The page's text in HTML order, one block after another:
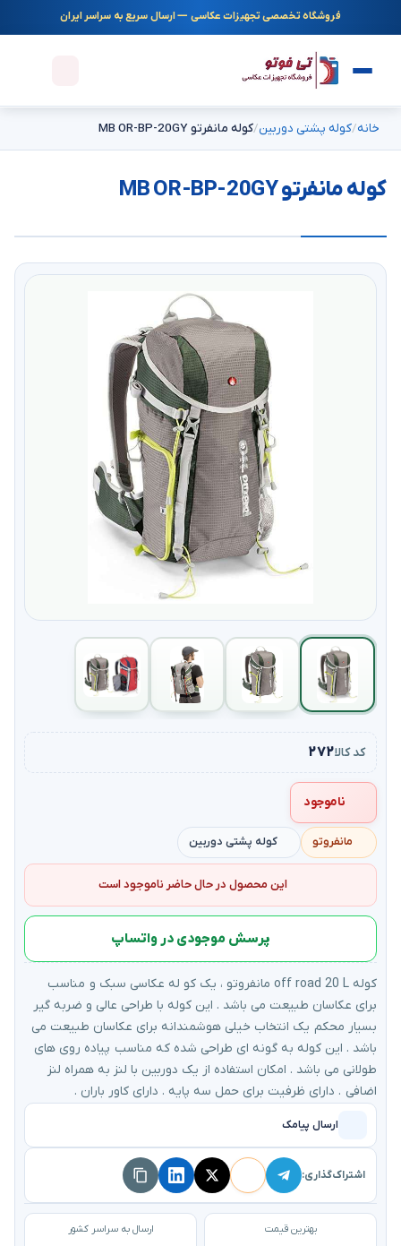
فروشگاه تخصصی تجهیزات عکاسی — ارسال سریع به سراسر ایران
خانه کوله پشتی دوربین کوله مانفرتو MB OR-BP-20GY
کوله مانفرتو MB OR-BP-20GY
کد کالا۲۷۲
ناموجود
مانفروتو کوله پشتی دوربین
این محصول در حال حاضر ناموجود است
پرسش موجودی در واتساپ
کوله off road 20 L مانفروتو ، یک کو له عکاسی سبک و مناسب
برای عکاسان طبیعت می باشد . این کوله با طراحی عالی و ضربه گیر
بسیار محکم یک انتخاب خیلی هوشمندانه برای عکاسان طبیعت می
باشد . این کوله به گونه ای طراحی شده که مناسب پیاده روی های
طولانی می باشد . امکان استفاده از یک دوربین با لنز به همراه لنز
اضافی . دارای ظرفیت برای حمل سه پایه . دارای کاور باران .
ارسال پیامک
اشتراک‌گذاری:
بهترین قیمت ارسال به سراسر کشور